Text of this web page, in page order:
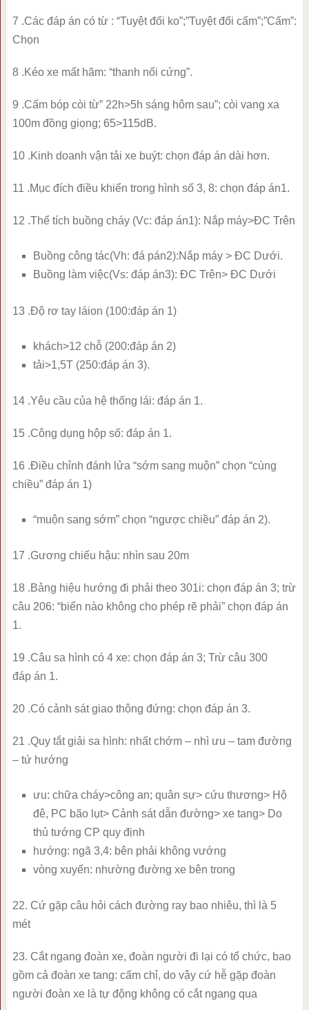
7 .Các đáp án có từ : “Tuyệt đối ko”;”Tuyệt đối cấm”;”Cấm”:
Chọn
8 .Kéo xe mất hãm: “thanh nối cứng”.
9 .Cấm bóp còi từ” 22h>5h sáng hôm sau”; còi vang xa
100m đồng giọng; 65>115dB.
10 .Kinh doanh vận tải xe buýt: chọn đáp án dài hơn.
11 .Mục đích điều khiển trong hình số 3, 8: chọn đáp án1.
12 .Thể tích buồng cháy (Vc: đáp án1): Nắp máy>ĐC Trên
Buồng công tác(Vh: đá pán2):Nắp máy > ĐC Dưới.
Buồng làm việc(Vs: đáp án3): ĐC Trên> ĐC Dưới
13 .Độ rơ tay láion (100:đáp án 1)
khách>12 chỗ (200:đáp án 2)
tải>1,5T (250:đáp án 3).
14 .Yêu cầu của hệ thống lái: đáp án 1.
15 .Công dụng hộp số: đáp án 1.
16 .Điều chỉnh đánh lửa “sớm sang muộn” chọn “cùng
chiều” đáp án 1)
“muộn sang sớm” chọn “ngược chiều” đáp án 2).
17 .Gương chiếu hậu: nhìn sau 20m
18 .Bảng hiệu hướng đi phải theo 301i: chọn đáp án 3; trừ
câu 206: “biển nào không cho phép rẽ phải” chọn đáp án
1.
19 .Câu sa hình có 4 xe: chọn đáp án 3; Trừ câu 300
đáp án 1.
20 .Có cảnh sát giao thông đứng: chọn đáp án 3.
21 .Quy tắt giải sa hình: nhất chớm – nhì ưu – tam đường
– tứ hướng
ưu: chữa cháy>công an; quân sự> cứu thương> Hộ
đê, PC bão lụt> Cảnh sát dẫn đường> xe tang> Do
thủ tướng CP quy định
hướng: ngã 3,4: bên phải không vướng
vòng xuyến: nhường đường xe bên trong
22. Cứ gặp câu hỏi cách đường ray bao nhiêu, thì là 5
mét
23. Cắt ngang đoàn xe, đoàn người đi lại có tổ chức, bao
gồm cả đoàn xe tang: cấm chỉ, do vậy cứ hễ gặp đoàn
người đoàn xe là tự động không có cắt ngang qua